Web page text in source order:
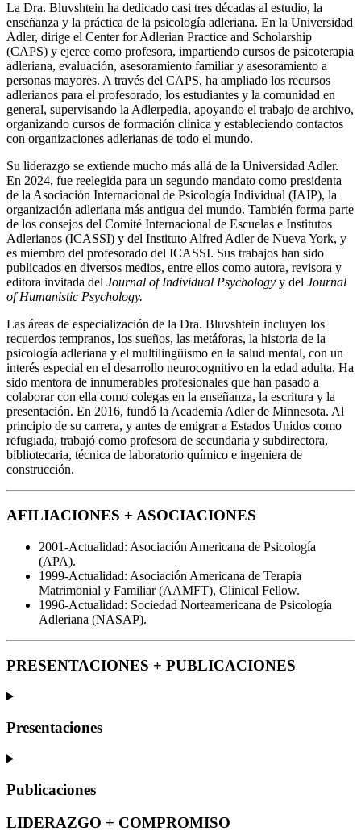
La Dra. Bluvshtein ha dedicado casi tres décadas al estudio, la
enseñanza y la práctica de la psicología adleriana. En la Universidad
Adler, dirige el Center for Adlerian Practice and Scholarship
(CAPS) y ejerce como profesora, impartiendo cursos de psicoterapia
adleriana, evaluación, asesoramiento familiar y asesoramiento a
personas mayores. A través del CAPS, ha ampliado los recursos
adlerianos para el profesorado, los estudiantes y la comunidad en
general, supervisando la Adlerpedia, apoyando el trabajo de archivo,
organizando cursos de formación clínica y estableciendo contactos
con organizaciones adlerianas de todo el mundo.
Su liderazgo se extiende mucho más allá de la Universidad Adler.
En 2024, fue reelegida para un segundo mandato como presidenta
de la Asociación Internacional de Psicología Individual (IAIP), la
organización adleriana más antigua del mundo. También forma parte
de los consejos del Comité Internacional de Escuelas e Institutos
Adlerianos (ICASSI) y del Instituto Alfred Adler de Nueva York, y
es miembro del profesorado del ICASSI. Sus trabajos han sido
publicados en diversos medios, entre ellos como autora, revisora y
editora invitada del Journal of Individual Psychology y del Journal
of Humanistic Psychology.
Las áreas de especialización de la Dra. Bluvshtein incluyen los
recuerdos tempranos, los sueños, las metáforas, la historia de la
psicología adleriana y el multilingüismo en la salud mental, con un
interés especial en el desarrollo neurocognitivo en la edad adulta. Ha
sido mentora de innumerables profesionales que han pasado a
colaborar con ella como colegas en la enseñanza, la escritura y la
presentación. En 2016, fundó la Academia Adler de Minnesota. Al
principio de su carrera, y antes de emigrar a Estados Unidos como
refugiada, trabajó como profesora de secundaria y subdirectora,
bibliotecaria, técnica de laboratorio químico e ingeniera de
construcción.
AFILIACIONES + ASOCIACIONES
2001-Actualidad: Asociación Americana de Psicología
(APA).
1999-Actualidad: Asociación Americana de Terapia
Matrimonial y Familiar (AAMFT), Clinical Fellow.
1996-Actualidad: Sociedad Norteamericana de Psicología
Adleriana (NASAP).
PRESENTACIONES + PUBLICACIONES
Presentaciones
Publicaciones
LIDERAZGO + COMPROMISO